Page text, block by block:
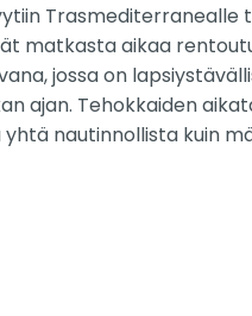
Trasmediterranealle
matkasta aikaa
jossa on
ajan. Tehokkaiden
nautinnollista kuin